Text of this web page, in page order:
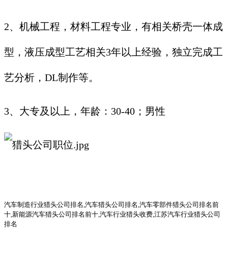
2、机械工程，材料工程专业，有相关桥壳一体成
型，液压成型工艺相关3年以上经验，独立完成工
艺分析，DL制作等。
3、大专及以上，年龄：30-40；男性
汽车制造行业猎头公司 排名 ,汽车猎头公司排名,汽车零部件猎头公司排名前
十,新能源汽车猎头公司排名前十,汽车行业猎头收费,江苏汽车行业猎头公司
排名